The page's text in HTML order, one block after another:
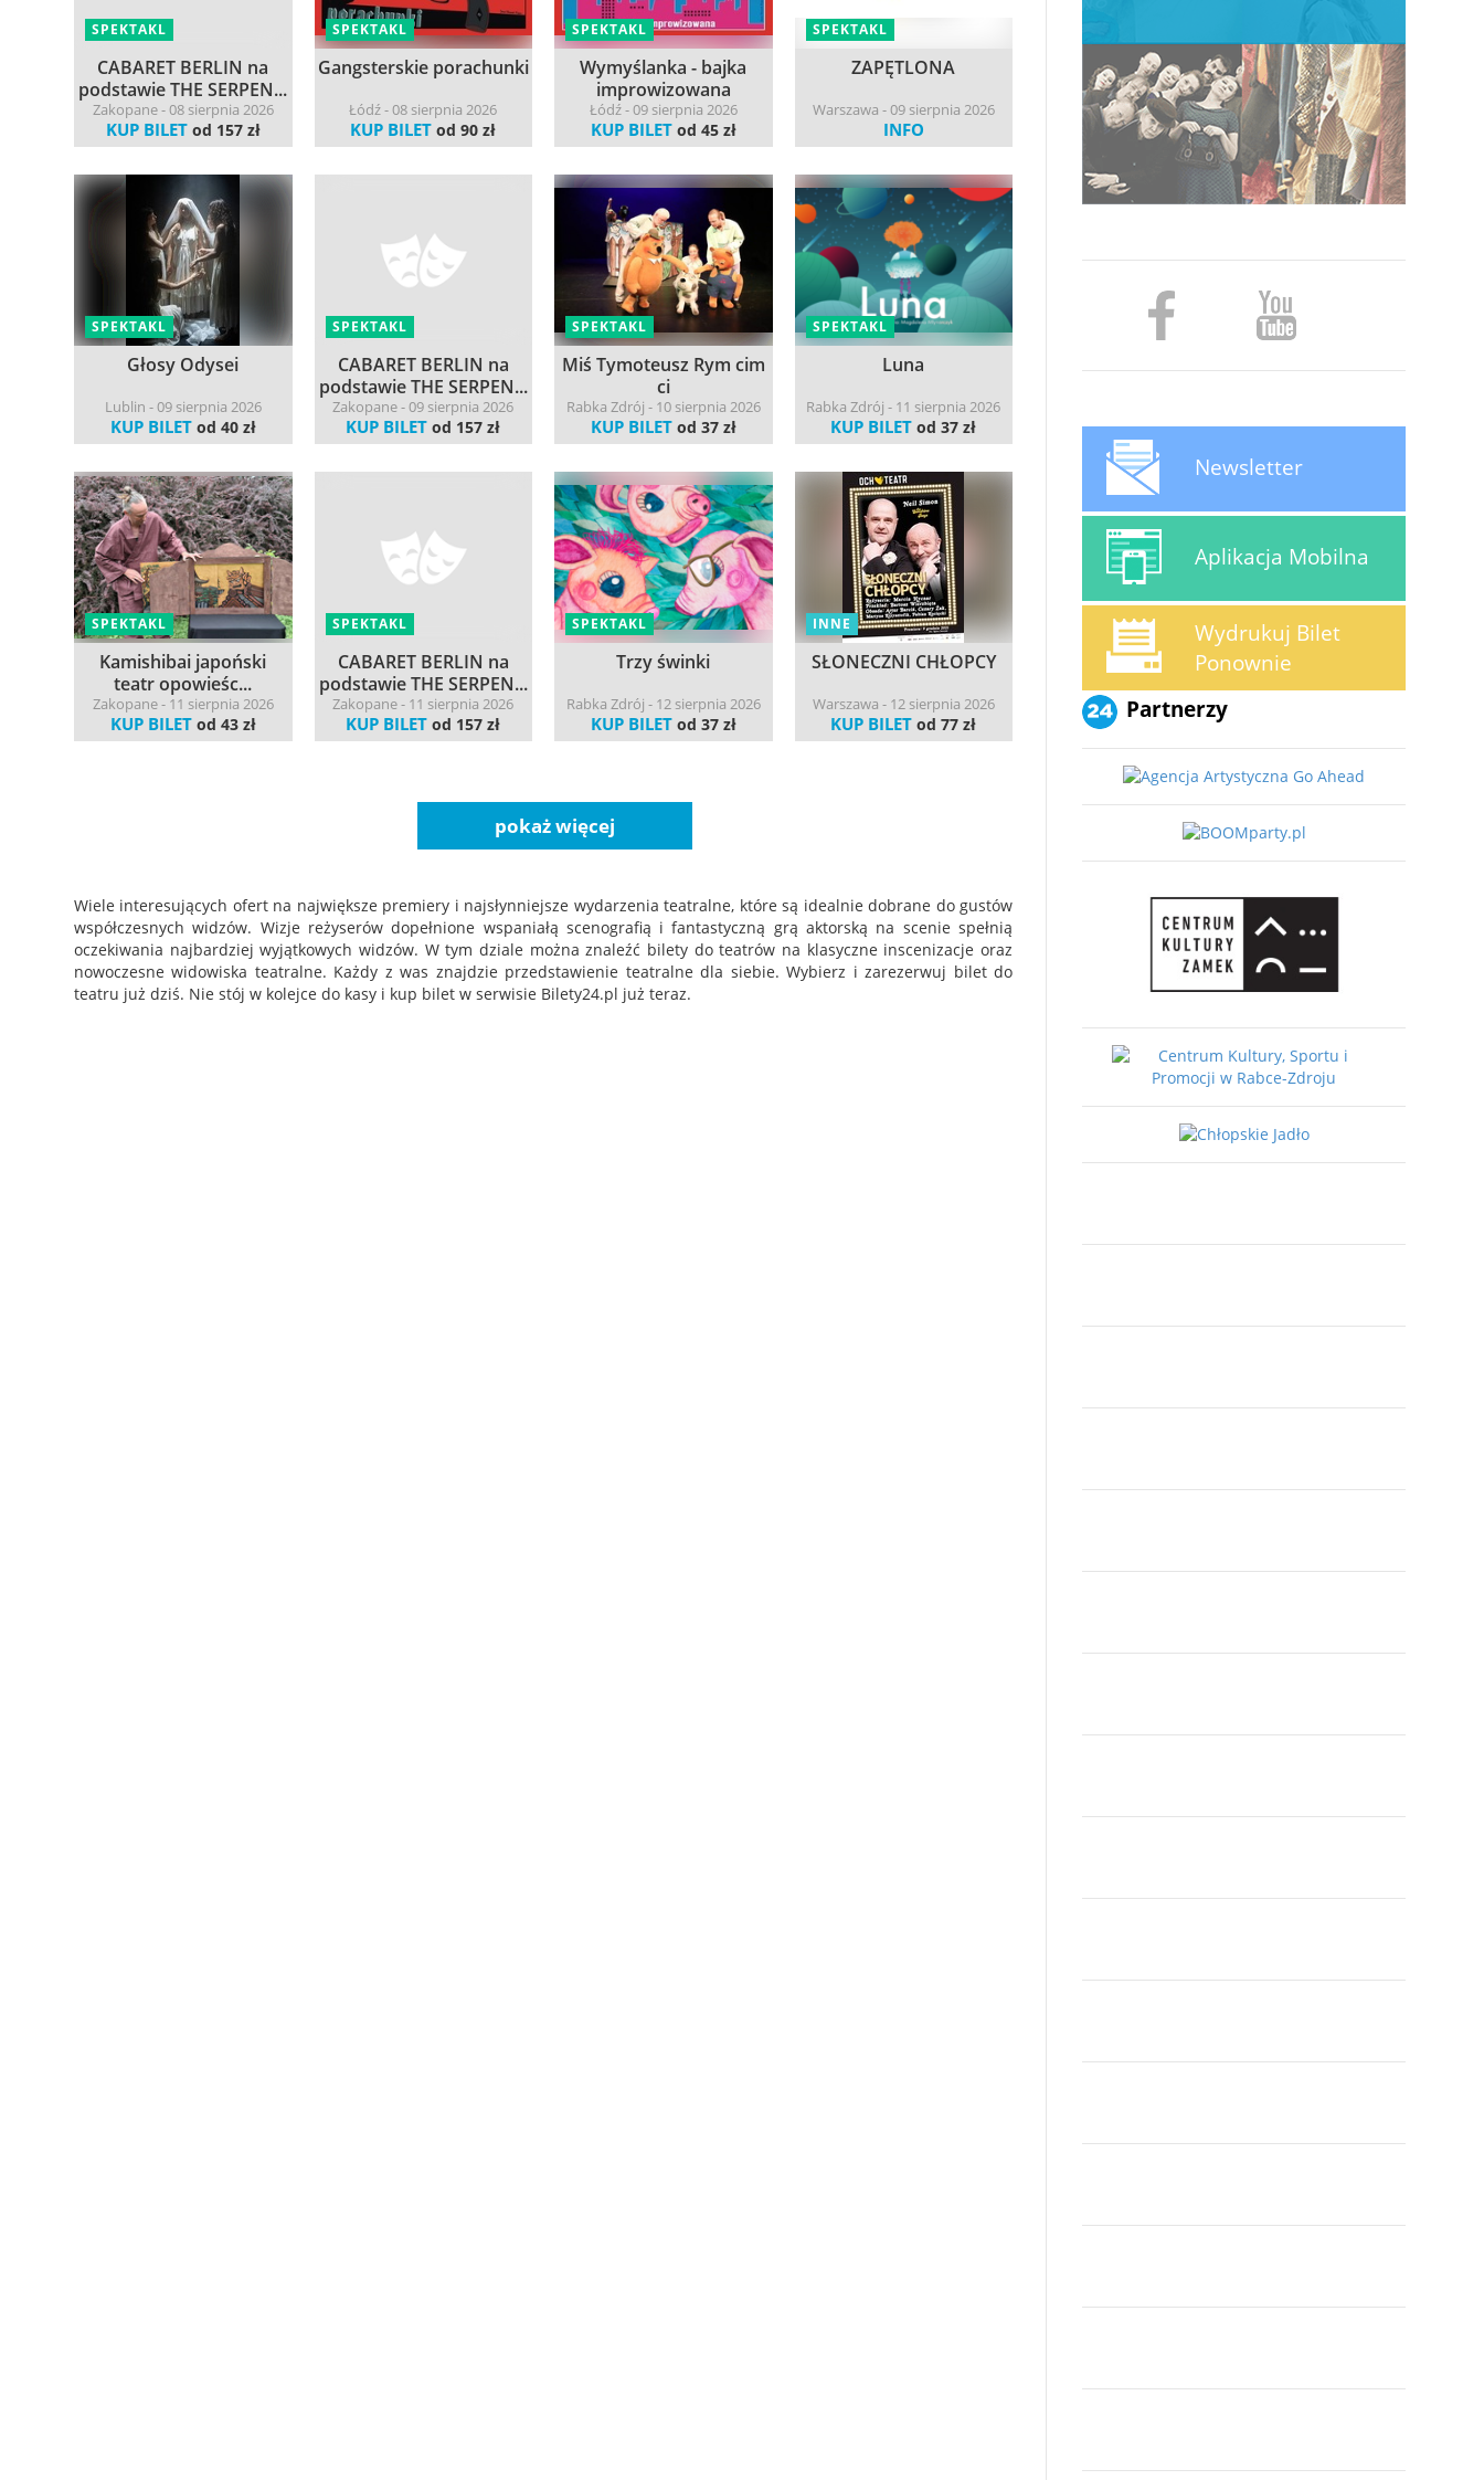
SPEKTAKL
CABARET BERLIN na
podstawie THE SERPEN...
Zakopane - 08 sierpnia 2026
KUP BILET od 157 zł
SPEKTAKL
Gangsterskie porachunki
Łódź - 08 sierpnia 2026
KUP BILET od 90 zł
SPEKTAKL
Wymyślanka - bajka
improwizowana
Łódź - 09 sierpnia 2026
KUP BILET od 45 zł
SPEKTAKL
ZAPĘTLONA
Warszawa - 09 sierpnia 2026
INFO
SPEKTAKL
Głosy Odysei
Lublin - 09 sierpnia 2026
KUP BILET od 40 zł
SPEKTAKL
CABARET BERLIN na
podstawie THE SERPEN...
Zakopane - 09 sierpnia 2026
KUP BILET od 157 zł
SPEKTAKL
Miś Tymoteusz Rym cim
ci
Rabka Zdrój - 10 sierpnia 2026
KUP BILET od 37 zł
SPEKTAKL
Luna
Rabka Zdrój - 11 sierpnia 2026
KUP BILET od 37 zł
SPEKTAKL
Kamishibai japoński
teatr opowieśc...
Zakopane - 11 sierpnia 2026
KUP BILET od 43 zł
SPEKTAKL
CABARET BERLIN na
podstawie THE SERPEN...
Zakopane - 11 sierpnia 2026
KUP BILET od 157 zł
SPEKTAKL
Trzy świnki
Rabka Zdrój - 12 sierpnia 2026
KUP BILET od 37 zł
INNE
SŁONECZNI CHŁOPCY
Warszawa - 12 sierpnia 2026
KUP BILET od 77 zł
pokaż więcej
Wiele interesujących ofert na największe premiery i najsłynniejsze wydarzenia teatralne, które są idealnie dobrane do gustów
współczesnych widzów. Wizje reżyserów dopełnione wspaniałą scenografią i fantastyczną grą aktorską na scenie spełnią
oczekiwania najbardziej wyjątkowych widzów. W tym dziale można znaleźć bilety do teatrów na klasyczne inscenizacje oraz
nowoczesne widowiska teatralne. Każdy z was znajdzie przedstawienie teatralne dla siebie. Wybierz i zarezerwuj bilet do
teatru już dziś. Nie stój w kolejce do kasy i kup bilet w serwisie Bilety24.pl już teraz.
Newsletter
Aplikacja Mobilna
Wydrukuj Bilet
Ponownie
Partnerzy